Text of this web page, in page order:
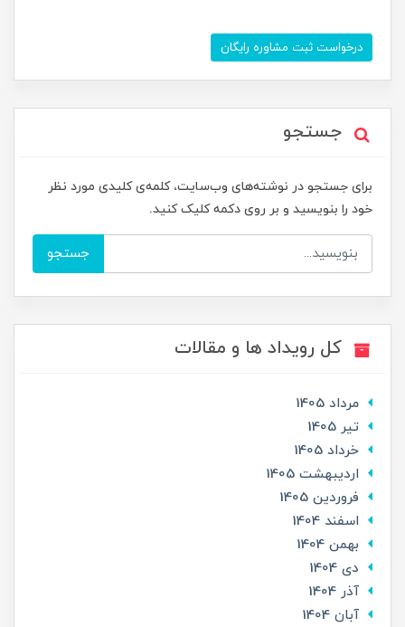
درخواست ثبت مشاوره رایگان
جستجو
برای جستجو در نوشته‌های وب‌سایت، کلمه‌ی کلیدی مورد نظر
خود را بنویسید و بر روی دکمه کلیک کنید.
جستجو
کل رویداد ها و مقالات
مرداد 1405
تير 1405
خرداد 1405
ارديبهشت 1405
فروردین 1405
اسفند 1404
بهمن 1404
دی 1404
آذر 1404
آبان 1404